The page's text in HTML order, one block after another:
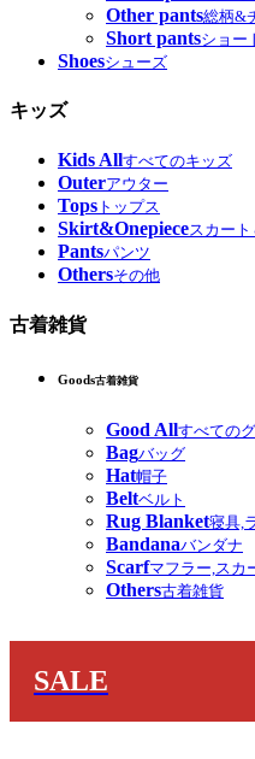
Other pants総柄&
Short pantsショー
Shoesシューズ
キッズ
Kids Allすべてのキッズ
Outerアウター
Tops トップス
Skirt&Onepieceスカー
Pantsパンツ
Othersその他
古着雑貨
Goods古着雑貨
Good Allすべての
Bagバッグ
Hat帽子
Beltベルト
Rug Blanket寝具,
Bandanaバンダナ
Scarfマフラー,スカ
Others古着雑貨
SALE